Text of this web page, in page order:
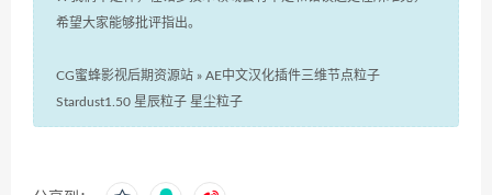
希望大家能够批评指出。
CG蜜蜂影视后期资源站 » AE中文汉化插件三维节点粒子
Stardust1.50 星辰粒子 星尘粒子